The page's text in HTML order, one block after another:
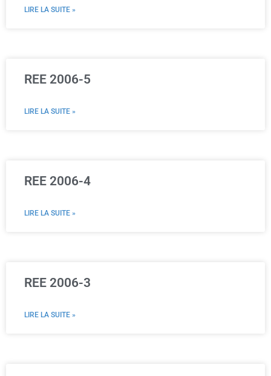
LIRE LA SUITE »
REE 2006-5
LIRE LA SUITE »
REE 2006-4
LIRE LA SUITE »
REE 2006-3
LIRE LA SUITE »